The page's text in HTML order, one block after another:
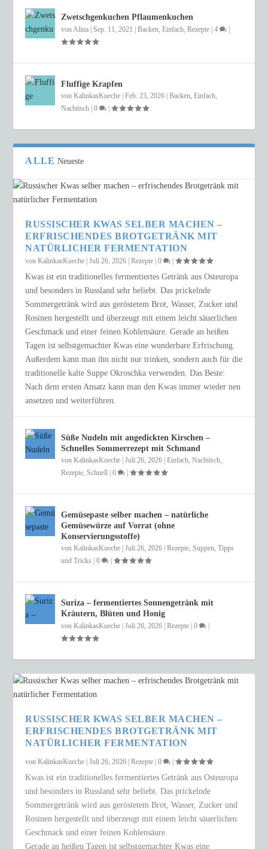
Zwetschgenkuchen Pflaumenkuchen
vonAlina |Sep. 11, 2021 |Backen,Einfach,Rezepte |4
Fluffige Krapfen
vonKalinkasKueche |Feb. 23, 2026 |Backen,Einfach,
Nachtisch |0 |
ALLE Neueste
RUSSISCHER KWAS SELBER MACHEN –
ERFRISCHENDES BROTGETRÄNK MIT
NATÜRLICHER FERMENTATION
vonKalinkasKueche |Juli 26, 2026 |Rezepte |0 |
Kwas ist ein traditionelles fermentiertes Getränk aus Osteuropa
und besonders in Russland sehr beliebt. Das prickelnde
Sommergetränk wird aus geröstetem Brot, Wasser, Zucker und
Rosinen hergestellt und überzeugt mit einem leicht säuerlichen
Geschmack und einer feinen Kohlensäure. Gerade an heißen
Tagen ist selbstgemachter Kwas eine wunderbare Erfrischung.
Außerdem kann man ihn nicht nur trinken, sondern auch für die
traditionelle kalte Suppe Okroschka verwenden. Das Beste:
Nach dem ersten Ansatz kann man den Kwas immer wieder neu
ansetzen und weiterführen.
Süße Nudeln mit angedickten Kirschen –
Schnelles Sommerrezept mit Schmand
vonKalinkasKueche |Juli 26, 2026 |Einfach,Nachtisch,
Rezepte,Schnell |0 |
Gemüsepaste selber machen – natürliche
Gemüsewürze auf Vorrat (ohne
Konservierungsstoffe)
vonKalinkasKueche |Juli 26, 2026 |Rezepte,Suppen,Tipps
und Tricks
|0 |
Suriza – fermentiertes Sonnengetränk mit
Kräutern, Blüten und Honig
vonKalinkasKueche |Juli 26, 2026 |Rezepte |0
RUSSISCHER KWAS SELBER MACHEN –
ERFRISCHENDES BROTGETRÄNK MIT
NATÜRLICHER FERMENTATION
vonKalinkasKueche |Juli 26, 2026 |Rezepte |0 |
Kwas ist ein traditionelles fermentiertes Getränk aus Osteuropa
und besonders in Russland sehr beliebt. Das prickelnde
Sommergetränk wird aus geröstetem Brot, Wasser, Zucker und
Rosinen hergestellt und überzeugt mit einem leicht säuerlichen
Geschmack und einer feinen Kohlensäure.
Gerade an heißen Tagen ist selbstgemachter Kwas eine